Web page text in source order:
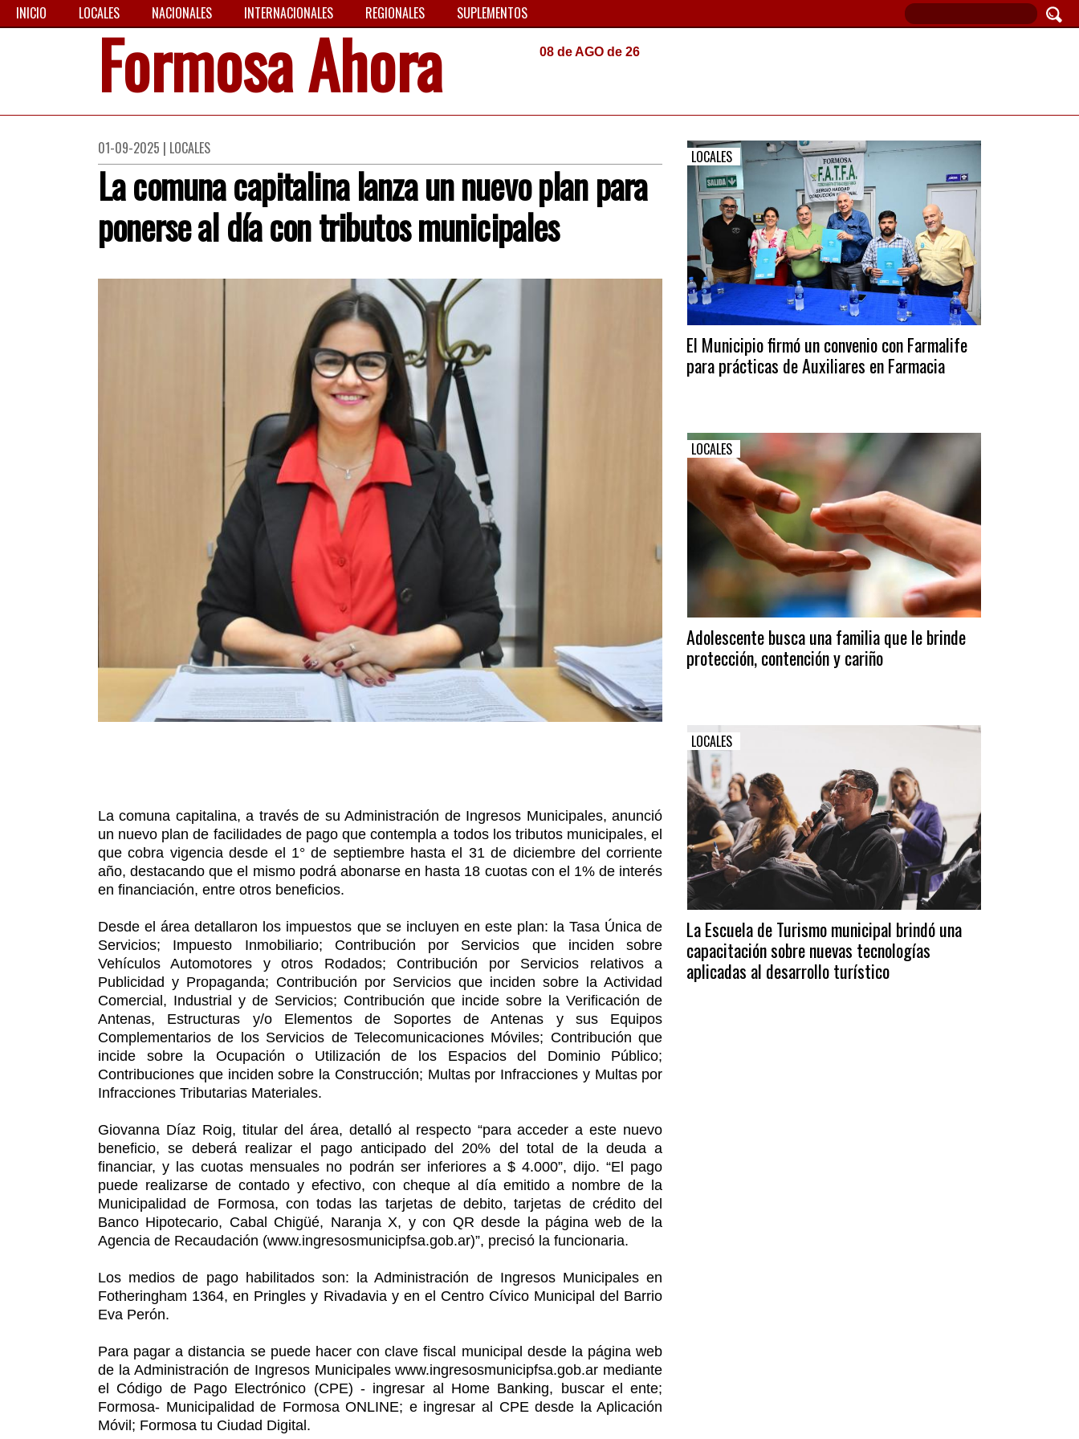
INICIO LOCALES NACIONALES INTERNACIONALES REGIONALES SUPLEMENTOS
Formosa Ahora 08 de AGO de 26
01-09-2025 | LOCALES
La comuna capitalina lanza un nuevo plan para
ponerse al día con tributos municipales
La comuna capitalina, a través de su Administración de Ingresos Municipales, anunció
un nuevo plan de facilidades de pago que contempla a todos los tributos municipales, el
que cobra vigencia desde el 1° de septiembre hasta el 31 de diciembre del corriente
año, destacando que el mismo podrá abonarse en hasta 18 cuotas con el 1% de interés
en financiación, entre otros beneficios.
Desde el área detallaron los impuestos que se incluyen en este plan: la Tasa Única de
Servicios; Impuesto Inmobiliario; Contribución por Servicios que inciden sobre
Vehículos Automotores y otros Rodados; Contribución por Servicios relativos a
Publicidad y Propaganda; Contribución por Servicios que inciden sobre la Actividad
Comercial, Industrial y de Servicios; Contribución que incide sobre la Verificación de
Antenas, Estructuras y/o Elementos de Soportes de Antenas y sus Equipos
Complementarios de los Servicios de Telecomunicaciones Móviles; Contribución que
incide sobre la Ocupación o Utilización de los Espacios del Dominio Público;
Contribuciones que inciden sobre la Construcción; Multas por Infracciones y Multas por
Infracciones Tributarias Materiales.
Giovanna Díaz Roig, titular del área, detalló al respecto “para acceder a este nuevo
beneficio, se deberá realizar el pago anticipado del 20% del total de la deuda a
financiar, y las cuotas mensuales no podrán ser inferiores a $ 4.000”, dijo. “El pago
puede realizarse de contado y efectivo, con cheque al día emitido a nombre de la
Municipalidad de Formosa, con todas las tarjetas de debito, tarjetas de crédito del
Banco Hipotecario, Cabal Chigüé, Naranja X, y con QR desde la página web de la
Agencia de Recaudación (www.ingresosmunicipfsa.gob.ar)”, precisó la funcionaria.
Los medios de pago habilitados son: la Administración de Ingresos Municipales en
Fotheringham 1364, en Pringles y Rivadavia y en el Centro Cívico Municipal del Barrio
Eva Perón.
Para pagar a distancia se puede hacer con clave fiscal municipal desde la página web
de la Administración de Ingresos Municipales www.ingresosmunicipfsa.gob.ar mediante
el Código de Pago Electrónico (CPE) - ingresar al Home Banking, buscar el ente;
Formosa- Municipalidad de Formosa ONLINE; e ingresar al CPE desde la Aplicación
Móvil; Formosa tu Ciudad Digital.
LOCALES
El Municipio firmó un convenio con Farmalife
para prácticas de Auxiliares en Farmacia
LOCALES
Adolescente busca una familia que le brinde
protección, contención y cariño
LOCALES
La Escuela de Turismo municipal brindó una
capacitación sobre nuevas tecnologías
aplicadas al desarrollo turístico